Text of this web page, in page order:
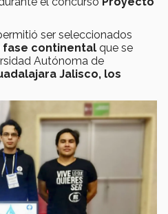
ser seleccionados
continental que se
Autónoma de
Jalisco, los